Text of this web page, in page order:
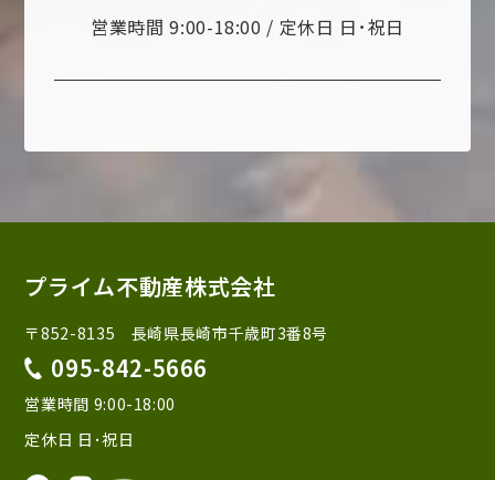
営業時間 9:00-18:00 / 定休日 日･祝日
プライム不動産株式会社
〒852-8135 長崎県長崎市千歳町3番8号
095-842-5666
営業時間 9:00-18:00
定休日 日･祝日